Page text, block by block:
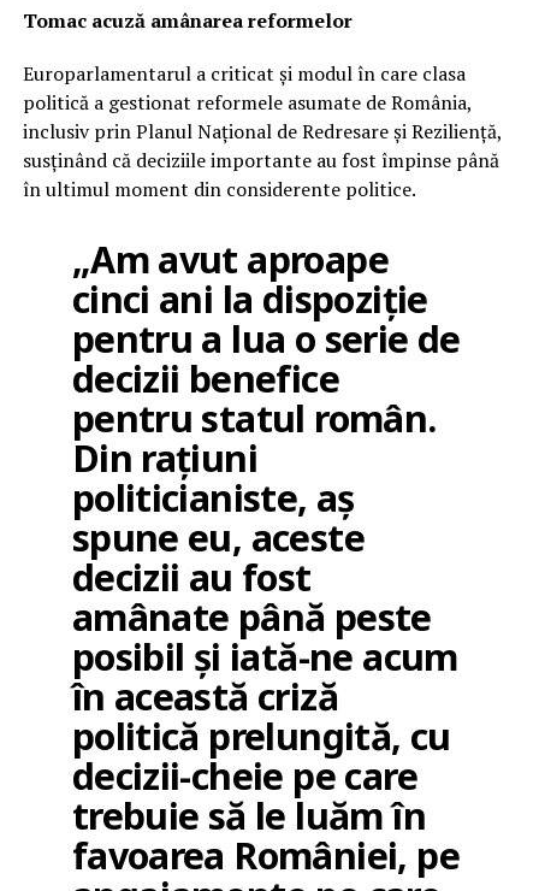
Tomac acuză amânarea reformelor
Europarlamentarul a criticat și modul în care clasa
politică a gestionat reformele asumate de România,
inclusiv prin Planul Național de Redresare și Reziliență,
susținând că deciziile importante au fost împinse până
în ultimul moment din considerente politice.
„Am avut aproape
cinci ani la dispoziție
pentru a lua o serie de
decizii benefice
pentru statul român.
Din rațiuni
politicianiste, aș
spune eu, aceste
decizii au fost
amânate până peste
posibil și iată-ne acum
în această criză
politică prelungită, cu
decizii-cheie pe care
trebuie să le luăm în
favoarea României, pe